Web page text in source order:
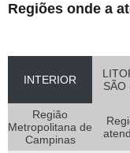
Regiões onde a
INTERIOR
SÃO
Região
Metropolitana de
Campinas